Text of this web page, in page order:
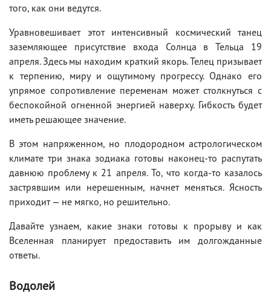
того, как они ведутся.
Уравновешивает этот интенсивный космический танец
заземляющее присутствие входа Солнца в Тельца 19
апреля. Здесь мы находим краткий якорь. Телец призывает
к терпению, миру и ощутимому прогрессу. Однако его
упрямое сопротивление переменам может столкнуться с
беспокойной огненной энергией наверху. Гибкость будет
иметь решающее значение.
В этом напряженном, но плодородном астрологическом
климате три знака зодиака готовы наконец-то распутать
давнюю проблему к 21 апреля. То, что когда-то казалось
застрявшим или нерешенным, начнет меняться. Ясность
приходит — не мягко, но решительно.
Давайте узнаем, какие знаки готовы к прорыву и как
Вселенная планирует предоставить им долгожданные
ответы.
Водолей